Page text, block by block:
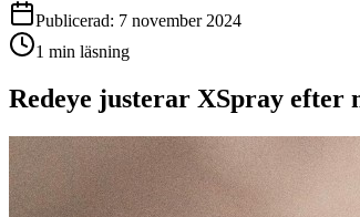
Publicerad: 7 november 2024
1 min läsning
Redeye justerar XSpray efter